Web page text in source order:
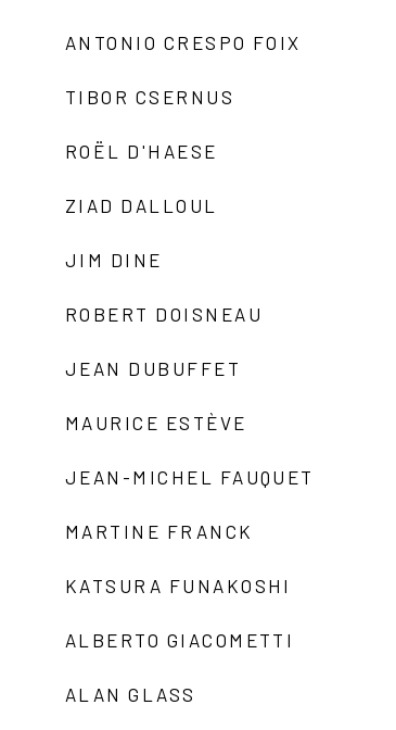
ANTONIO CRESPO FOIX
TIBOR CSERNUS
ROËL D'HAESE
ZIAD DALLOUL
JIM DINE
ROBERT DOISNEAU
JEAN DUBUFFET
MAURICE ESTÈVE
JEAN-MICHEL FAUQUET
MARTINE FRANCK
KATSURA FUNAKOSHI
ALBERTO GIACOMETTI
ALAN GLASS